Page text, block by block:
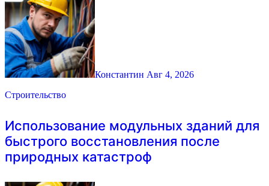
Константин Авг 4, 2026
Строительство
Использование модульных зданий для
быстрого восстановления после
природных катастроф